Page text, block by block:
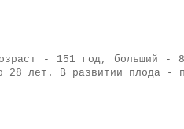
- 151 год, больший
28 лет. В развитии плода -